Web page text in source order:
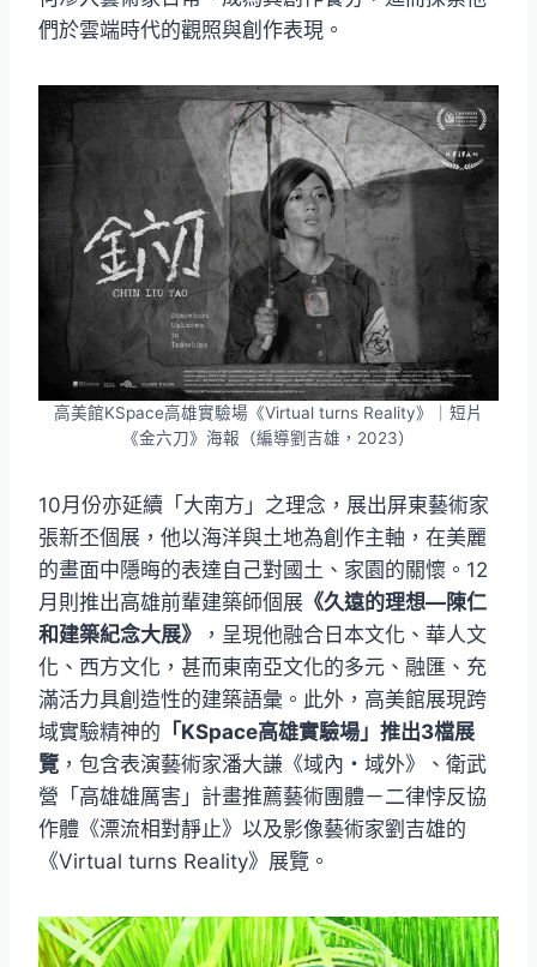
們於雲端時代的觀照與創作表現。
高美館KSpace高雄實驗場《Virtual turns Reality》｜短片
《金六刀》海報（編導劉吉雄，2023）
10月份亦延續「大南方」之理念，展出屏東藝術家
張新丕個展，他以海洋與土地為創作主軸，在美麗
的畫面中隱晦的表達自己對國土、家園的關懷。12
月則推出高雄前輩建築師個展 《久遠的理想—陳仁
和建築紀念大展》
，呈現他融合日本文化、華人文
化、西方文化，甚而東南亞文化的多元、融匯、充
滿活力具創造性的建築語彙。此外，高美館展現跨
域實驗精神的 「KSpace高雄實驗場」推出3檔展
覽 ，包含表演藝術家潘大謙《域內・域外》、衛武
營「高雄雄厲害」計畫推薦藝術團體－二律悖反協
作體《漂流相對靜止》以及影像藝術家劉吉雄的
《Virtual turns Reality》展覽。